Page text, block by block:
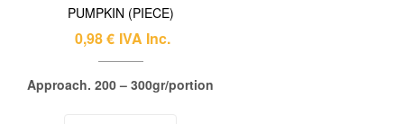
PUMPKIN (PIECE)
0,98€ IVA Inc.
Approach. 200 – 300gr/portion